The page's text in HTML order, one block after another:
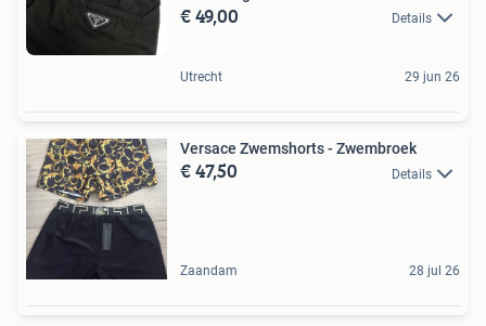
€ 49,00 Details
Utrecht 29 jun 26
Versace Zwemshorts - Zwembroek
€ 47,50 Details
Zaandam 28 jul 26